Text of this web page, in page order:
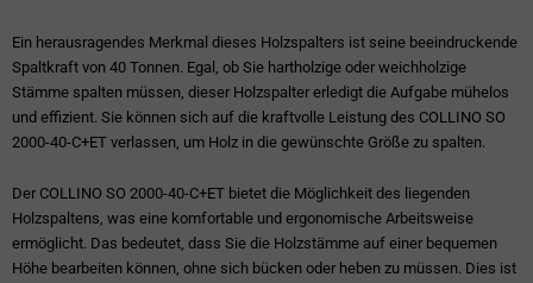
Ein herausragendes Merkmal dieses Holzspalters ist seine beeindruckende
Spaltkraft von 40 Tonnen. Egal, ob Sie hartholzige oder weichholzige
Stämme spalten müssen, dieser Holzspalter erledigt die Aufgabe mühelos
und effizient. Sie können sich auf die kraftvolle Leistung des COLLINO SO
2000-40-C+ET verlassen, um Holz in die gewünschte Größe zu spalten.
Der COLLINO SO 2000-40-C+ET bietet die Möglichkeit des liegenden
Holzspaltens, was eine komfortable und ergonomische Arbeitsweise
ermöglicht. Das bedeutet, dass Sie die Holzstämme auf einer bequemen
Höhe bearbeiten können, ohne sich bücken oder heben zu müssen. Dies ist